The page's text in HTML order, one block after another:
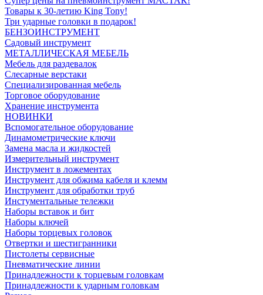
Товары к 30-летию King Tony!
Три ударные головки в подарок!
БЕНЗОИНСТРУМЕНТ
Садовый инструмент
МЕТАЛЛИЧЕСКАЯ МЕБЕЛЬ
Мебель для раздевалок
Слесарные верстаки
Специализированная мебель
Торговое оборудование
Хранение инструмента
НОВИНКИ
Вспомогательное оборудование
Динамометрические ключи
Замена масла и жидкостей
Измерительный инструмент
Инструмент в ложементах
Инструмент для обжима кабеля и клемм
Инструмент для обработки труб
Инстументальные тележки
Наборы вставок и бит
Наборы ключей
Наборы торцевых головок
Отвертки и шестигранники
Пистолеты сервисные
Пневматические линии
Принадлежности к торцевым головкам
Принадлежности к ударным головкам